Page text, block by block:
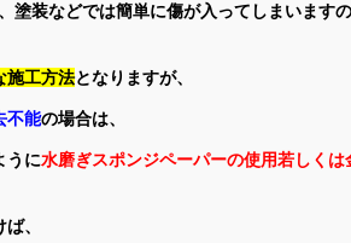
塗装などでは簡単に傷が入ってしまいます
施工方法となりますが、
不能の場合は、
うに水磨ぎスポンジペーパーの使用若しく
、